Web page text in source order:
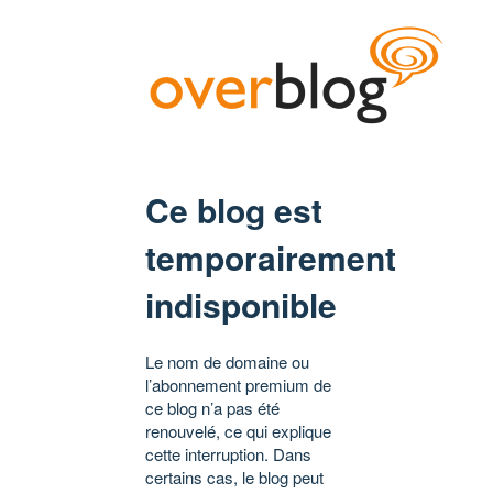
Ce blog est
temporairement
indisponible
Le nom de domaine ou
l’abonnement premium de
ce blog n’a pas été
renouvelé, ce qui explique
cette interruption. Dans
certains cas, le blog peut